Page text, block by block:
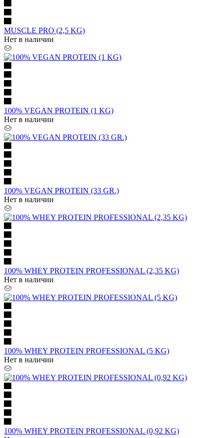
MUSCLE PRO (2,5 KG)
Нет в наличии
100% VEGAN PROTEIN (1 KG)
Нет в наличии
100% VEGAN PROTEIN (33 GR.)
Нет в наличии
100% WHEY PROTEIN PROFESSIONAL (2,35 KG)
Нет в наличии
100% WHEY PROTEIN PROFESSIONAL (5 KG)
Нет в наличии
100% WHEY PROTEIN PROFESSIONAL (0,92 KG)